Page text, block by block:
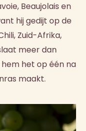
Beaujolais en
hij gedijt op de
Zuid-Afrika,
meer dan
het op één na
maakt.